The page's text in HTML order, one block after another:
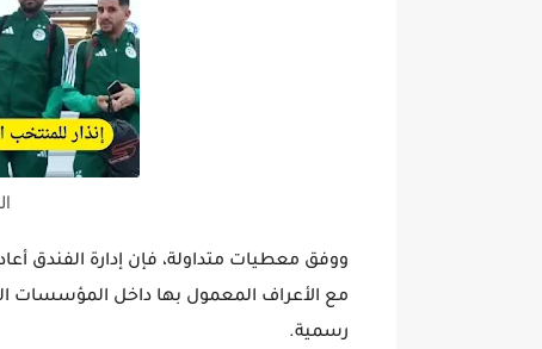
ووفق معطيات متداولة، فإن إدارة الفندق
مع الأعراف المعمول بها داخل المؤسسات
رسمية.